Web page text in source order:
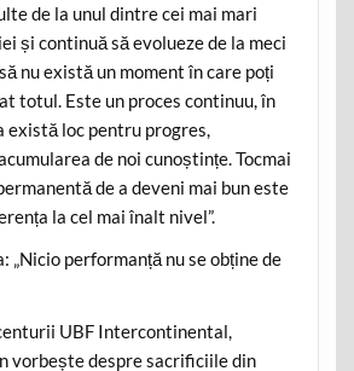
de la unul dintre cei mai mari
și continuă să evolueze de la meci
nu există un moment în care poți
totul. Este un proces continuu, în
există loc pentru progres,
de noi cunoștințe. Tocmai
de a deveni mai bun este
la cel mai înalt nivel”.
„Nicio performanță nu se obține de
UBF Intercontinental,
vorbește despre sacrificiile din